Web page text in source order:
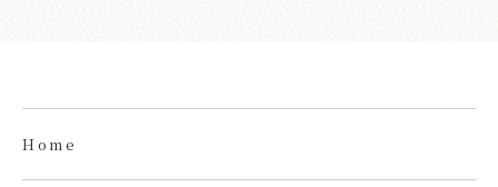
Home